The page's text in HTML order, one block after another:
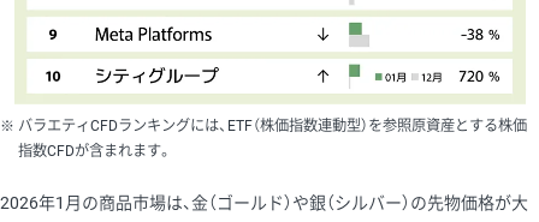
バラエティCFDランキングには、ETF（株価指数連動型）を参照原資産とする株価
指数CFDが含まれます。
2026年1月の商品市場は、金（ゴールド）や銀（シルバー）の先物価格が大